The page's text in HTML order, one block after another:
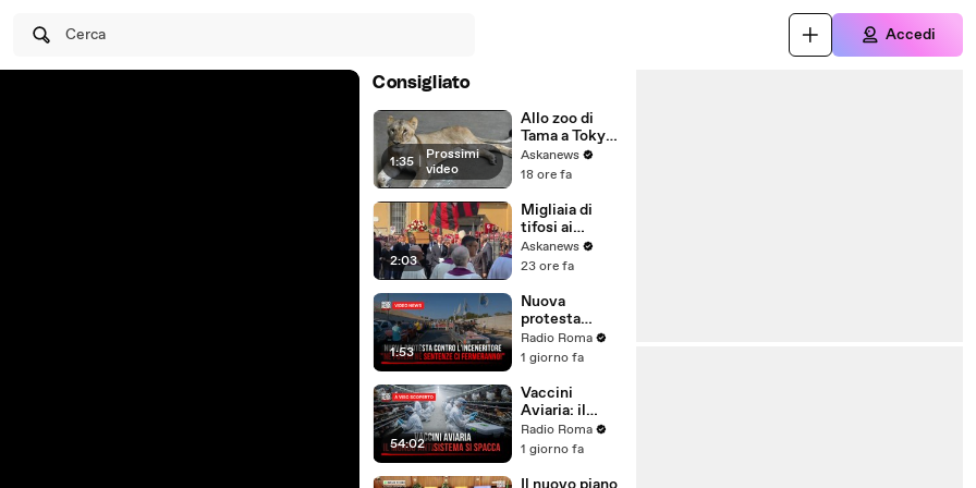
Cerca Accedi
Consigliato
1:35 | Prossimi
video
Allo zoo di
Tama a Tokyo
morte tre
leonesse,
colpo di
calore
Askanews
18 ore fa
2:03
Migliaia di
tifosi ai
funerali di
Baresi: "Ciao
Askanews
23 ore fa
1:53
Nuova
protesta
contro
l'inceneritore
Palomba: "Né
poteri né
sentenze ci
fermeranno!"
Radio Roma
1 giorno fa
54:02
Vaccini
Aviaria: il
mondo
antisistema si
Radio Roma
1 giorno fa